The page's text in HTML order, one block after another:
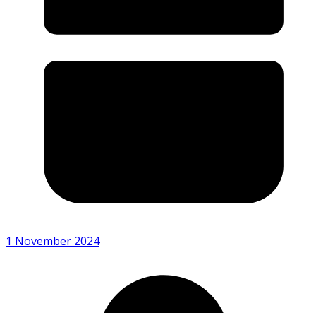
1 November 2024